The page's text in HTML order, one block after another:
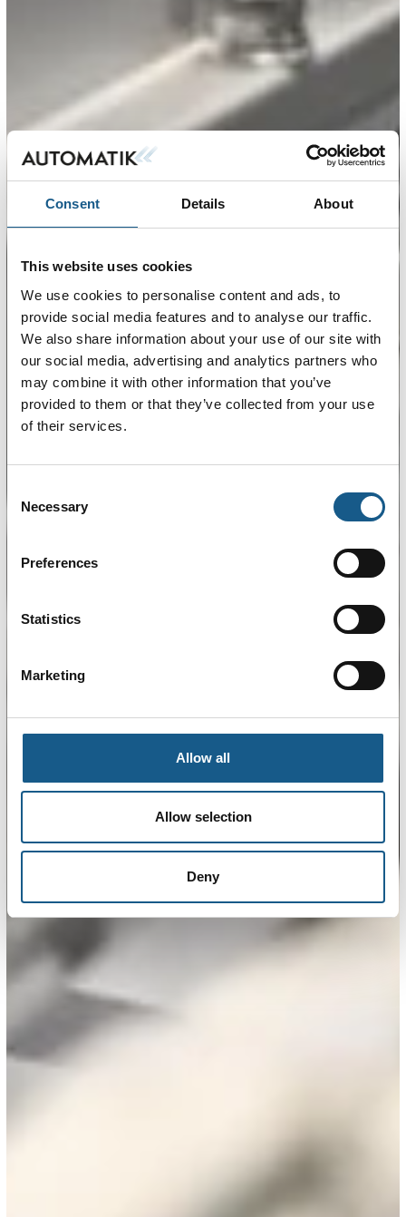
Consent Details About
This website uses cookies
We use cookies to personalise content and ads, to
provide social media features and to analyse our traffic.
We also share information about your use of our site with
our social media, advertising and analytics partners who
may combine it with other information that you’ve
provided to them or that they’ve collected from your use
of their services.
Selection
Necessary
Preferences
Statistics
Marketing
Allow all
Allow selection
Deny